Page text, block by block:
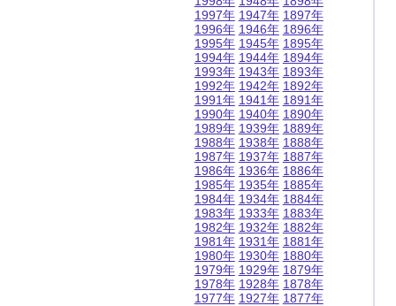
1997年
1996年
1995年
1994年
1993年
1992年
1991年
1990年
1989年
1988年
1987年
1986年
1985年
1984年
1983年
1982年
1981年
1980年
1979年
1978年
1977年
1947年
1946年
1945年
1944年
1943年
1942年
1941年
1940年
1939年
1938年
1937年
1936年
1935年
1934年
1933年
1932年
1931年
1930年
1929年
1928年
1927年
1897年
1896年
1895年
1894年
1893年
1892年
1891年
1890年
1889年
1888年
1887年
1886年
1885年
1884年
1883年
1882年
1881年
1880年
1879年
1878年
1877年